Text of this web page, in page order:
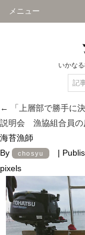
メニュー
いかな
←
「上層部で勝手に
説明会 漁協組合員の
海苔漁師
By
chosyu |
pixels